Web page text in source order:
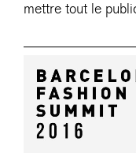
mettre tout le